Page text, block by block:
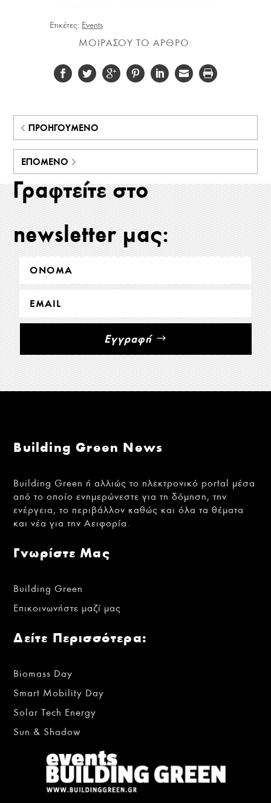
Ετικέτες: Events
ΜΟΙΡΑΣΟΥ ΤΟ ΑΡΘΡΟ:
ΠΡΟΗΓΟΎΜΕΝΟ
ΕΠΌΜΕΝΟ
Γραφτείτε στο
newsletter μας:
Εγγραφή
Building Green News
Building Green ή αλλιώς το ηλεκτρονικό portal μέσα
από το οποίο ενημερώνεστε για τη δόμηση, την
ενέργεια, το περιβάλλον καθώς και όλα τα θέματα
και νέα για την Αειφορία.
Γνωρίστε Μας
Building Green
Επικοινωνήστε μαζί μας
Δείτε Περισσότερα:
Biomass Day
Smart Mobility Day
Solar Tech Energy
Sun & Shadow